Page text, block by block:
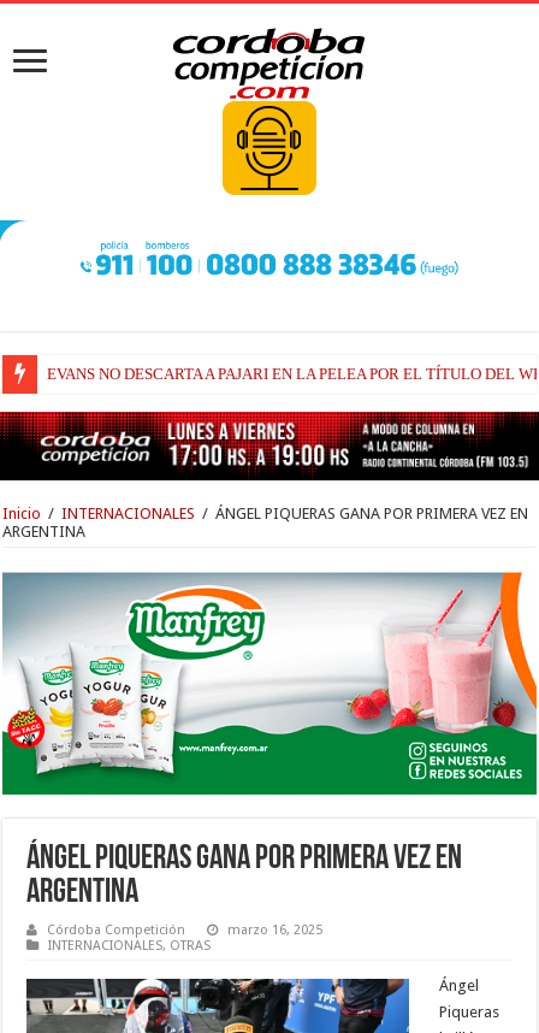
EVANS NO DESCARTA A PAJARI EN LA PELEA POR EL TÍTULO DEL
Inicio / INTERNACIONALES / ÁNGEL PIQUERAS GANA POR PRIMERA VEZ EN
ARGENTINA
ÁNGEL PIQUERAS GANA POR PRIMERA VEZ EN
ARGENTINA
Córdoba Competición
marzo 16, 2025
INTERNACIONALES, OTRAS
Ángel
Piqueras